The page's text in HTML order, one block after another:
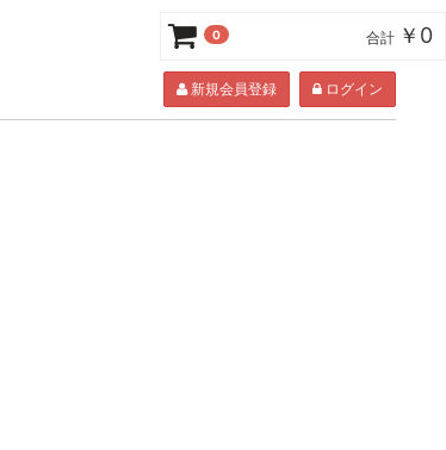
新規会員登録 ログイン
0 合計 ￥0